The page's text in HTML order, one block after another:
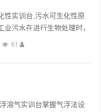
性实训台,污水可生化性原
业污水在进行生物处理时，
降解的有机物，和抑制或毒
61
溶气实训台掌握气浮法设